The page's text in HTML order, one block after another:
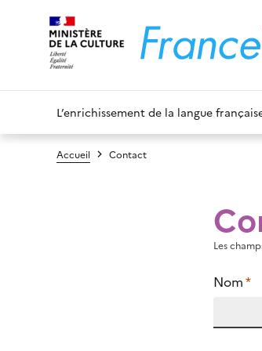
L’enrichissement de la langue
Accueil Contact
Les
Nom*